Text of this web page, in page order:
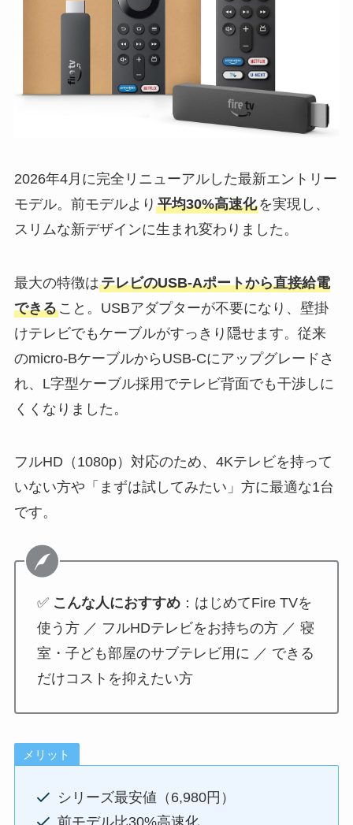
2026年4月に完全リニューアルした最新エントリー
モデル。前モデルより 平均30%高速化を実現し、
スリムな新デザインに生まれ変わりました。
最大の特徴はテレビのUSB-Aポートから直接給電
できること。USBアダプターが不要になり、壁掛
けテレビでもケーブルがすっきり隠せます。従来
のmicro-BケーブルからUSB-Cにアップグレードさ
れ、L字型ケーブル採用でテレビ背面でも干渉しに
くくなりました。
フルHD（1080p）対応のため、4Kテレビを持って
いない方や「まずは試してみたい」方に最適な1台
です。
✅ こんな人におすすめ：はじめてFire TVを
使う方 ／ フルHDテレビをお持ちの方 ／ 寝
室・子ども部屋のサブテレビ用に ／ できる
だけコストを抑えたい方
メリット
シリーズ最安値（6,980円）
前モデル比30%高速化